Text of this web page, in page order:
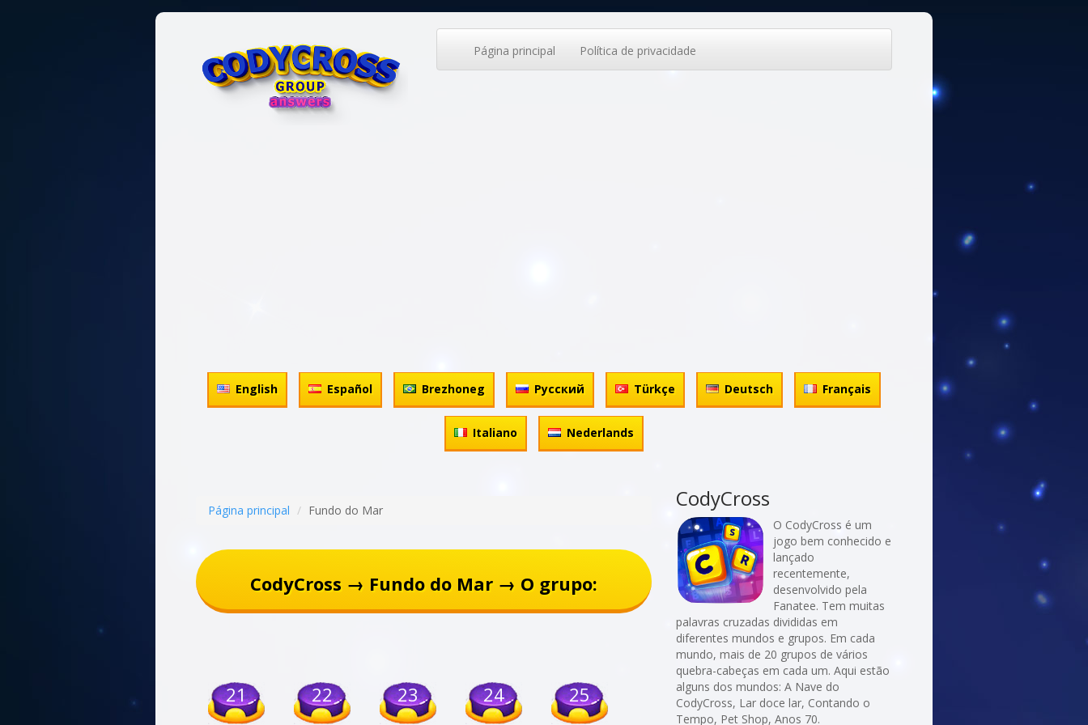
Página principal Política de privacidade
English Español Brezhoneg Русский Türkçe Deutsch Français
Italiano Nederlands
Página principal Fundo do Mar
CodyCross → Fundo do Mar → O grupo:
21 22 23 24 25
CodyCross
O CodyCross é um
jogo bem conhecido e
lançado
recentemente,
desenvolvido pela
Fanatee. Tem muitas
palavras cruzadas divididas em
diferentes mundos e grupos. Em cada
mundo, mais de 20 grupos de vários
quebra-cabeças em cada um. Aqui estão
alguns dos mundos: A Nave do
CodyCross, Lar doce lar, Contando o
Tempo, Pet Shop, Anos 70.